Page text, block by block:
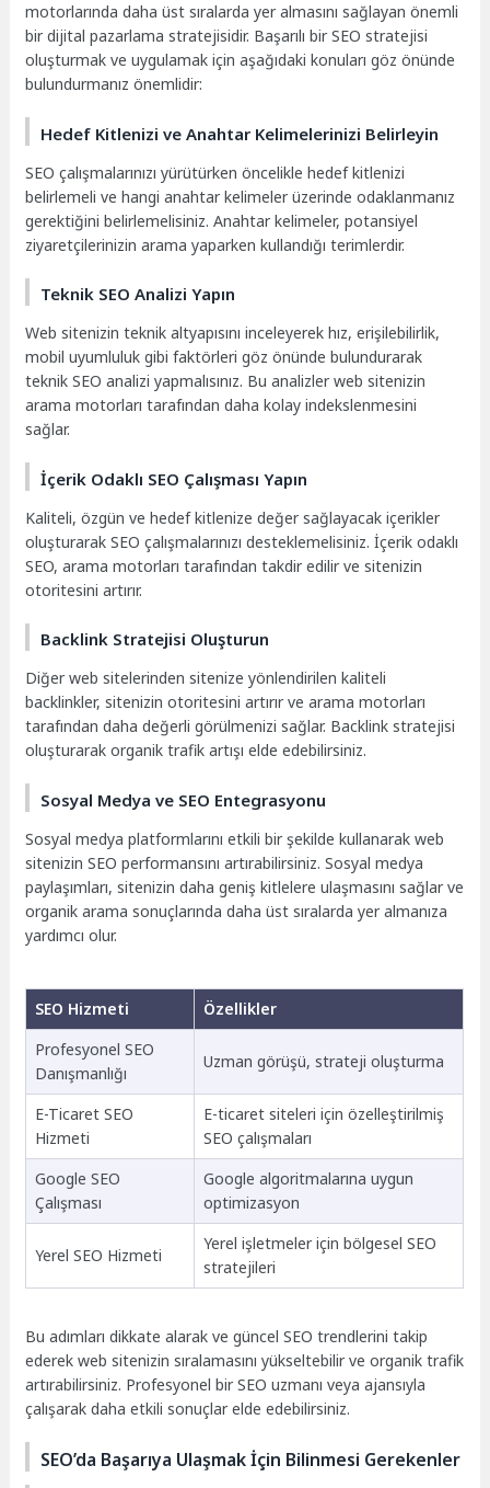
motorlarında daha üst sıralarda yer almasını sağlayan önemli
bir dijital pazarlama stratejisidir. Başarılı bir SEO stratejisi
oluşturmak ve uygulamak için aşağıdaki konuları göz önünde
bulundurmanız önemlidir:
Hedef Kitlenizi ve Anahtar Kelimelerinizi Belirleyin
SEO çalışmalarınızı yürütürken öncelikle hedef kitlenizi
belirlemeli ve hangi anahtar kelimeler üzerinde odaklanmanız
gerektiğini belirlemelisiniz. Anahtar kelimeler, potansiyel
ziyaretçilerinizin arama yaparken kullandığı terimlerdir.
Teknik SEO Analizi Yapın
Web sitenizin teknik altyapısını inceleyerek hız, erişilebilirlik,
mobil uyumluluk gibi faktörleri göz önünde bulundurarak
teknik SEO analizi yapmalısınız. Bu analizler web sitenizin
arama motorları tarafından daha kolay indekslenmesini
sağlar.
İçerik Odaklı SEO Çalışması Yapın
Kaliteli, özgün ve hedef kitlenize değer sağlayacak içerikler
oluşturarak SEO çalışmalarınızı desteklemelisiniz. İçerik odaklı
SEO, arama motorları tarafından takdir edilir ve sitenizin
otoritesini artırır.
Backlink Stratejisi Oluşturun
Diğer web sitelerinden sitenize yönlendirilen kaliteli
backlinkler, sitenizin otoritesini artırır ve arama motorları
tarafından daha değerli görülmenizi sağlar. Backlink stratejisi
oluşturarak organik trafik artışı elde edebilirsiniz.
Sosyal Medya ve SEO Entegrasyonu
Sosyal medya platformlarını etkili bir şekilde kullanarak web
sitenizin SEO performansını artırabilirsiniz. Sosyal medya
paylaşımları, sitenizin daha geniş kitlelere ulaşmasını sağlar ve
organik arama sonuçlarında daha üst sıralarda yer almanıza
yardımcı olur.
SEO Hizmeti
Özellikler
Profesyonel SEO
Danışmanlığı
Uzman görüşü, strateji oluşturma
E-Ticaret SEO
Hizmeti
E-ticaret siteleri için özelleştirilmiş
SEO çalışmaları
Google SEO
Çalışması
Google algoritmalarına uygun
optimizasyon
Yerel SEO Hizmeti
Yerel işletmeler için bölgesel SEO
stratejileri
Bu adımları dikkate alarak ve güncel SEO trendlerini takip
ederek web sitenizin sıralamasını yükseltebilir ve organik trafik
artırabilirsiniz. Profesyonel bir SEO uzmanı veya ajansıyla
çalışarak daha etkili sonuçlar elde edebilirsiniz.
SEO’da Başarıya Ulaşmak İçin Bilinmesi Gerekenler